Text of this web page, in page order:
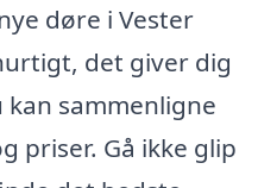
døre i Vester
det giver dig
sammenligne
priser. Gå ikke glip